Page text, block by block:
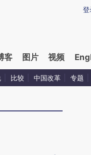
登
客 图片 视频
比较 中国改革 专题